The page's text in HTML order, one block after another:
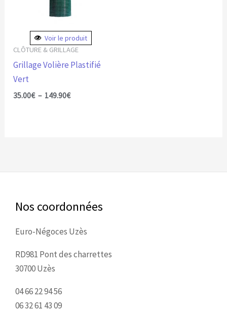
Voir le produit
CLÔTURE & GRILLAGE
Grillage Volière Plastifié
Vert
35.00€ – 149.90€
peuvent
être
choisies
sur
la
Nos coordonnées
Euro-Négoces Uzès
RD981 Pont des charrettes
30700 Uzès
04 66 22 94 56
06 32 61 43 09